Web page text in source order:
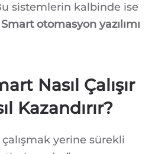
sistemlerin kalbinde ise
otomasyon yazılımı
Nasıl Çalışır
Kazandırır?
yerine sürekli